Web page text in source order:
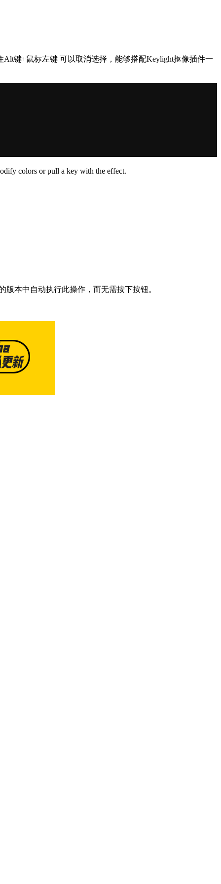
键+鼠标左键 可以取消选择，能够搭配Keylight抠像插件一
colors or pull a key with the effect.
本中自动执行此操作，而无需按下按钮。